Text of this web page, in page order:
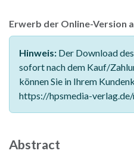
Erwerb der Online-Version
Hinweis: Der Download
sofort nach dem Kauf/
können Sie in Ihrem
https://hpsmedia-
Abstract